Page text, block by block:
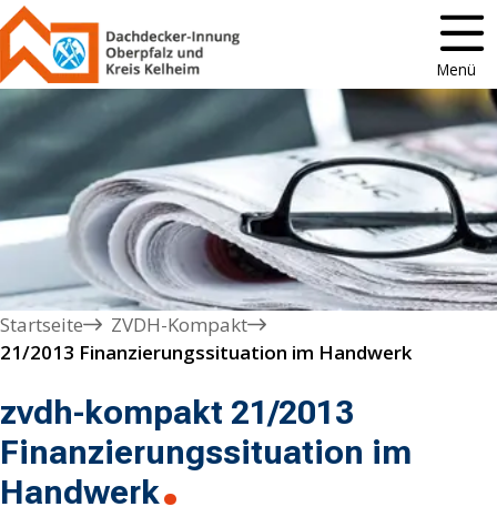
Menü
Startseite
ZVDH-Kompakt
21/2013 Finanzierungssituation im Handwerk
zvdh-kompakt 21/2013
Finanzierungssituation im
Handwerk